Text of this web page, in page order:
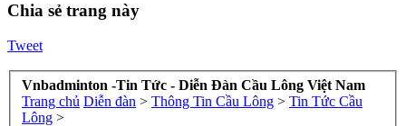
Chia sẻ trang này
Tweet
Vnbadminton -Tin Tức - Diễn Đàn Cầu Lông Việt Nam
Trang chủ Diễn đàn > Thông Tin Cầu Lông > Tin Tức Cầu
Lông >